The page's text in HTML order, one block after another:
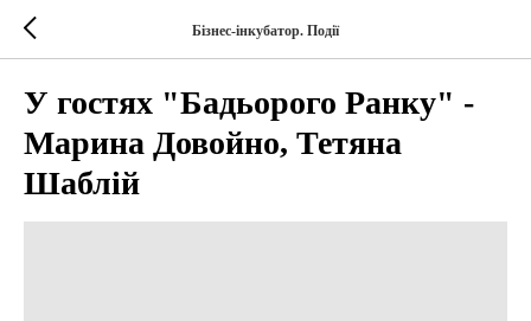
Бізнес-інкубатор. Події
У гостях "Бадьорого Ранку" -
Марина Довойно, Тетяна
Шаблій